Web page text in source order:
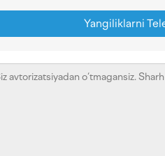
Yangiliklarni